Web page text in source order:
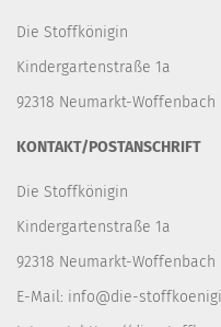
Die Stoffkönigin
Kindergartenstraße 1a
92318 Neumarkt-Woffenbach
KONTAKT/POSTANSCHRIFT
Die Stoffkönigin
Kindergartenstraße 1a
92318 Neumarkt-Woffenbach
E-Mail: info@die-